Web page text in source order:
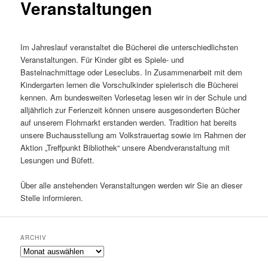
Veranstaltungen
Im Jahreslauf veranstaltet die Bücherei die unterschiedlichsten
Veranstaltungen. Für Kinder gibt es Spiele- und
Bastelnachmittage oder Leseclubs. In Zusammenarbeit mit dem
Kindergarten lernen die Vorschulkinder spielerisch die Bücherei
kennen. Am bundesweiten Vorlesetag lesen wir in der Schule und
alljährlich zur Ferienzeit können unsere ausgesonderten Bücher
auf unserem Flohmarkt erstanden werden. Tradition hat bereits
unsere Buchausstellung am Volkstrauertag sowie im Rahmen der
Aktion „Treffpunkt Bibliothek“ unsere Abendveranstaltung mit
Lesungen und Büfett.
Über alle anstehenden Veranstaltungen werden wir Sie an dieser
Stelle informieren.
ARCHIV
Archiv